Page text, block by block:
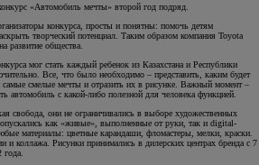
«Автомобиль мечты» второй год подряд.
конкурса, просты и понятны: помочь детям
творческий потенциал. Таким образом компания Toyota
развитие общества.
мог стать каждый ребенок из Казахстана и Республики
Все, что было необходимо – представить, каким будет
смелые мечты и отразить их в рисунке. Важный момент –
автомобиль с какой-либо полезной для человека функцией.
свобода, они не ограничивались в выборе художественных
как «живые», выполненные от руки, так и digital-
материалы: цветные карандаши, фломастеры, мелки, краски.
и коллажа. Рисунки принимались в дилерских центрах бренда с 7